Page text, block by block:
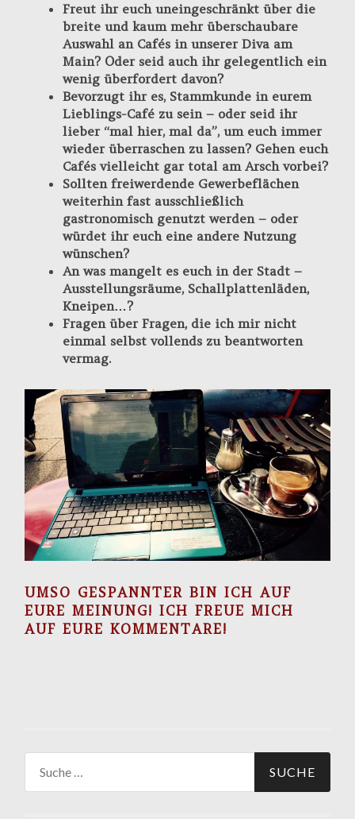
Freut ihr euch uneingeschränkt über die
breite und kaum mehr überschaubare
Auswahl an Cafés in unserer Diva am
Main? Oder seid auch ihr gelegentlich ein
wenig überfordert davon?
Bevorzugt ihr es, Stammkunde in eurem
Lieblings-Café zu sein – oder seid ihr
lieber “mal hier, mal da”, um euch immer
wieder überraschen zu lassen? Gehen euch
Cafés vielleicht gar total am Arsch vorbei?
Sollten freiwerdende Gewerbeflächen
weiterhin fast ausschließlich
gastronomisch genutzt werden – oder
würdet ihr euch eine andere Nutzung
wünschen?
An was mangelt es euch in der Stadt –
Ausstellungsräume, Schallplattenläden,
Kneipen…?
Fragen über Fragen, die ich mir nicht
einmal selbst vollends zu beantworten
vermag.
UMSO GESPANNTER BIN ICH AUF
EURE MEINUNG! ICH FREUE MICH
AUF EURE KOMMENTARE!
nach: